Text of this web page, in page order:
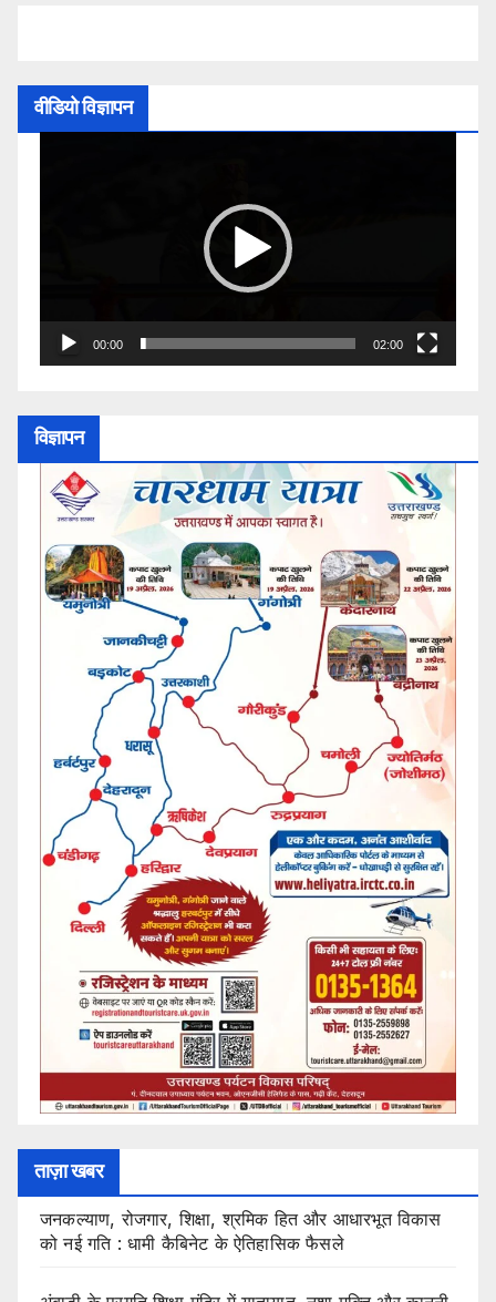
वीडियो विज्ञापन
00:00 02:00
विज्ञापन
ताज़ा खबर
जनकल्याण, रोजगार, शिक्षा, श्रमिक हित और आधारभूत विकास
को नई गति : धामी कैबिनेट के ऐतिहासिक फैसले